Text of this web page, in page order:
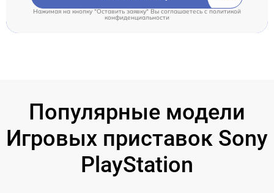
Нажимая на кнопку "Оставить заявку" Вы соглашаетесь cполитикой
конфиденциальности
Популярные модели
Игровых приставок Sony
PlayStation